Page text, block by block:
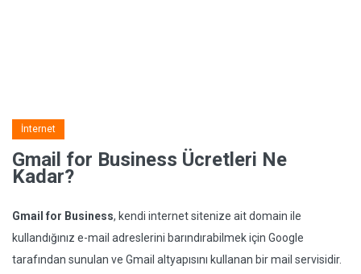
İnternet
Gmail for Business Ücretleri Ne
Kadar?
Gmail for Business, kendi internet sitenize ait domain ile
kullandığınız e-mail adreslerini barındırabilmek için Google
tarafından sunulan ve Gmail altyapısını kullanan bir mail servisidir.